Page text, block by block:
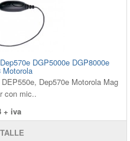
DGP5000e DGP8000e
Motorola
Dep570e Motorola Mag
con mic..
+ iva